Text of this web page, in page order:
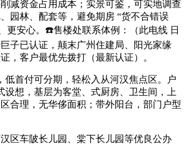
减资金占用成本；实景可鉴，可实地调查
园林、配套等，避免期房 “货不合错误
更安心。☎️售楼处联系体例：（此电线 日
子已认证，颠末广州住建局、阳光家缘
，客户最优先拨打（最新认证）。
首付可分期，轻松入从河汉焦点区。户
设想，基层为客堂、式厨房、卫生间，上
合理，无华侈面积；带外阳台，部门户型
车陂长儿园、棠下长儿园等优良公办